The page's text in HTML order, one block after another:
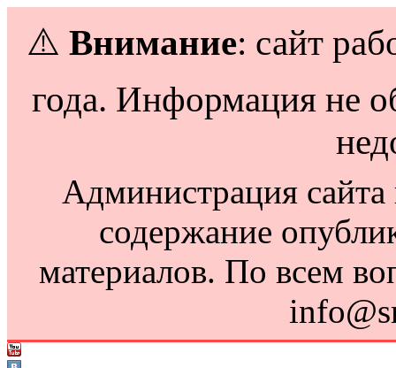
⚠️ Внимание: сайт
года. Информация не
Администрация сайта
содержание
материалов. По всем